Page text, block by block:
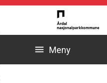
Meny